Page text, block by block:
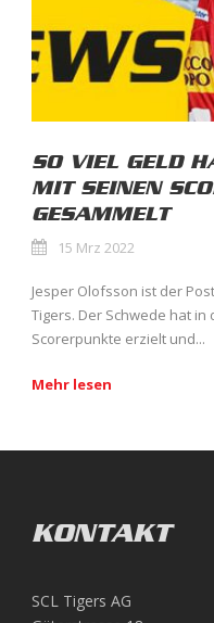
SO VIEL GELD
MIT SEINEN
GESAMMELT
15 Mrz 2022
Jesper Olofsson ist der
Tigers. Der Schwede hat
Scorerpunkte erzielt und...
Mehr lesen
KONTAKT
SCL Tigers AG